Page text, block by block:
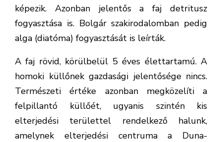
képezik. Azonban jelentős a faj detritusz
fogyasztása is. Bolgár szakirodalomban pedig
alga (diatóma) fogyasztását is leírták.
A faj rövid, körülbelül 5 éves élettartamú. A
homoki küllőnek gazdasági jelentősége nincs.
Természeti értéke azonban megközelíti a
felpillantó küllőét, ugyanis szintén kis
elterjedési területtel rendelkező halunk,
amelynek elterjedési centruma a Duna-